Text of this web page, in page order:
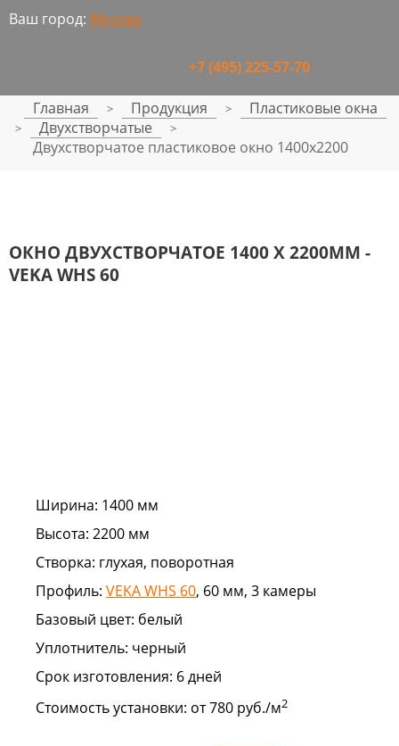
Ваш город: Москва
+7 (495) 225-57-70
Главная > Продукция > Пластиковые окна
> Двухстворчатые >
Двухстворчатое пластиковое окно 1400x2200
ОКНО ДВУХСТВОРЧАТОЕ 1400 Х 2200ММ -
VEKA WHS 60
Ширина: 1400 мм
Высота: 2200 мм
Створка: глухая, поворотная
Профиль: VEKA WHS 60, 60 мм, 3 камеры
Базовый цвет: белый
Уплотнитель: черный
Срок изготовления: 6 дней
Стоимость установки: от 780 руб./м2